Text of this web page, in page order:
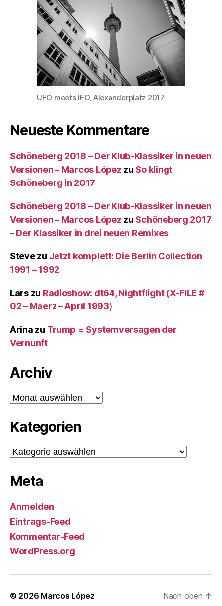
UFO meets IFO, Alexanderplatz 2017
Neueste Kommentare
Schöneberg 2018 – Der Klub-Klassiker in neuen
Versionen – Marcos López zu So klingt
Schöneberg in 2017
Schöneberg 2018 – Der Klub-Klassiker in neuen
Versionen – Marcos López zu Schöneberg 2017
– Der Klassiker in drei neuen Remixes
Stevezu Jetzt komplett: Die Berlin Collection
1991 – 1992
Larszu Radioshow: dt64, Nightflight (X-FILE #
02 – Maerz – April 1993)
Arina zu Trump = Systemversagen der
Vernunft
Archiv
Archiv
Kategorien
Kategorien
Meta
Anmelden
Eintrags-Feed
Kommentar-Feed
WordPress.org
© 2026 Marcos López Nach oben ↑